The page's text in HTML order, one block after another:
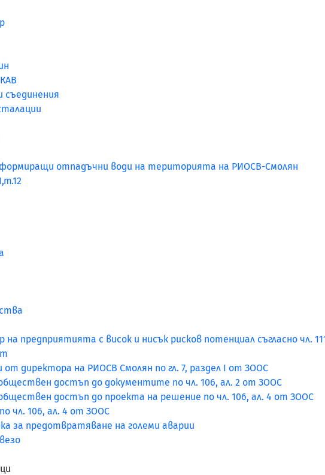
съединения
отпадъчни води на територията на РИОСВ-Смолян
на предприятията с висок и нисък рисков потенциал съгласно чл.
от директора на РИОСВ Смолян по гл. 7, раздел I от ЗООС
достъп до документите по чл. 106, ал. 2 от ЗООС
достъп до проекта на решение по чл. 106, ал. 4 от ЗООС
чл. 106, ал. 4 от ЗООС
за предотвратяване на големи аварии